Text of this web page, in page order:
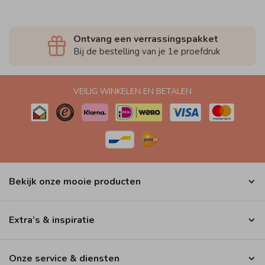
Ontvang een verrassingspakket
Bij de bestelling van je 1e proefdruk
VEILIG WINKELEN EN BETALEN
Bekijk onze mooie producten
Extra’s & inspiratie
Onze service & diensten